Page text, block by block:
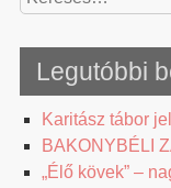
Legutóbbi
Karitász tábor
BAKONYBÉLI
„Élő kövek” –